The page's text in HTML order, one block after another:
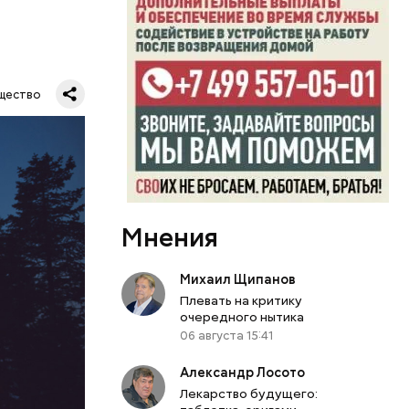
— в
Мнения
Михаил Щипанов
Плевать на критику
очередного нытика
06 августа 15:41
Александр Лосото
Лекарство будущего: